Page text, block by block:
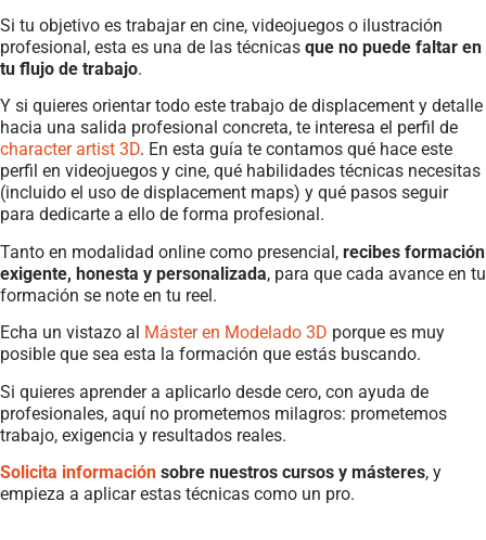
Si tu objetivo es trabajar en cine, videojuegos o ilustración
profesional, esta es una de las técnicas que no puede faltar en
tu flujo de trabajo.
Y si quieres orientar todo este trabajo de displacement y detalle
hacia una salida profesional concreta, te interesa el perfil de
character artist 3D. En esta guía te contamos qué hace este
perfil en videojuegos y cine, qué habilidades técnicas necesitas
(incluido el uso de displacement maps) y qué pasos seguir
para dedicarte a ello de forma profesional.
Tanto en modalidad online como presencial, recibes formación
exigente, honesta y personalizada, para que cada avance en tu
formación se note en tu reel.
Echa un vistazo al Máster en Modelado 3D porque es muy
posible que sea esta la formación que estás buscando.
Si quieres aprender a aplicarlo desde cero, con ayuda de
profesionales, aquí no prometemos milagros: prometemos
trabajo, exigencia y resultados reales.
Solicita información sobre nuestros cursos y másteres, y
empieza a aplicar estas técnicas como un pro.